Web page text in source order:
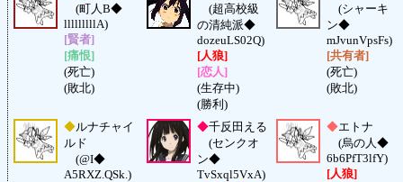
(町人B◆
lllllllllA)
[賢者]
[痛恨]
(死亡)
(敗北)
(超高校級
の清純派◆
dozeuLS02Q)
[人狼]
[恋人]
(生存中)
(勝利)
(シャーキ
ン◆
mJvunVpsFs)
[共有者]
(死亡)
(敗北)
◆ルナチャイ
ルド
(@I◆
A5RXZ.QSk.)
◆千反田える
(センクオ
ン◆
TvSxql5VxA)
◆エトナ
(烏の人◆
6b6PfT3lfY)
[人狼]